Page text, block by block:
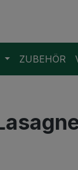
ZUBEHÖR